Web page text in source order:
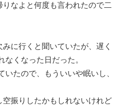
なよと何度も言われたので二
に行くと聞いていたが、遅く
なくなった日だった。
たので、もういいや眠いし、
振りしたかもしれないけれど